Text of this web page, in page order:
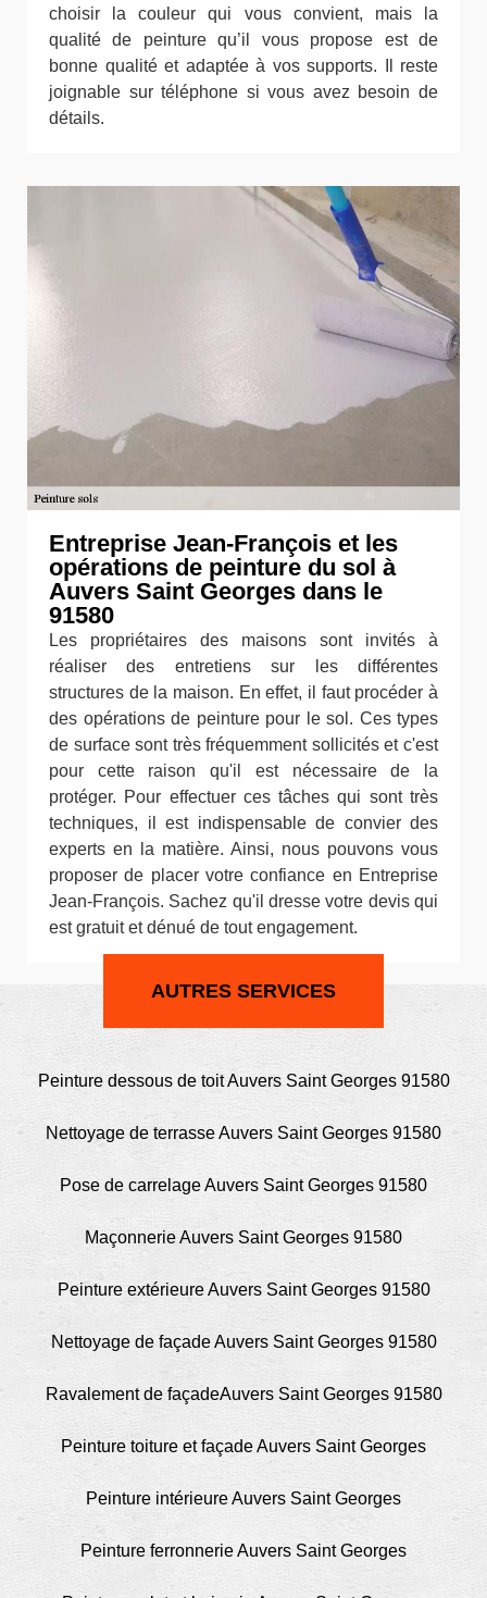
choisir la couleur qui vous convient, mais la
qualité de peinture qu’il vous propose est de
bonne qualité et adaptée à vos supports. Il reste
joignable sur téléphone si vous avez besoin de
détails.
Entreprise Jean-François et les
opérations de peinture du sol à
Auvers Saint Georges dans le
91580
Les propriétaires des maisons sont invités à
réaliser des entretiens sur les différentes
structures de la maison. En effet, il faut procéder à
des opérations de peinture pour le sol. Ces types
de surface sont très fréquemment sollicités et c'est
pour cette raison qu'il est nécessaire de la
protéger. Pour effectuer ces tâches qui sont très
techniques, il est indispensable de convier des
experts en la matière. Ainsi, nous pouvons vous
proposer de placer votre confiance en Entreprise
Jean-François. Sachez qu'il dresse votre devis qui
est gratuit et dénué de tout engagement.
AUTRES SERVICES
Peinture dessous de toit Auvers Saint Georges 91580
Nettoyage de terrasse Auvers Saint Georges 91580
Pose de carrelage Auvers Saint Georges 91580
Maçonnerie Auvers Saint Georges 91580
Peinture extérieure Auvers Saint Georges 91580
Nettoyage de façade Auvers Saint Georges 91580
Ravalement de façadeAuvers Saint Georges 91580
Peinture toiture et façade Auvers Saint Georges
Peinture intérieure Auvers Saint Georges
Peinture ferronnerie Auvers Saint Georges